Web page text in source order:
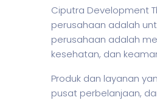
Ciputra Development
perusahaan adalah
perusahaan adalah
kesehatan, dan
Produk dan layanan
pusat perbelanjaan,